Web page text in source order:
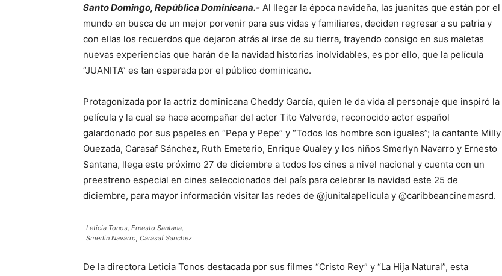
Santo Domingo, República Dominicana.- Al llegar la época navideña, las juanitas que están por el
mundo en busca de un mejor porvenir para sus vidas y familiares, deciden regresar a su patria y
con ellas los recuerdos que dejaron atrás al irse de su tierra, trayendo consigo en sus maletas
nuevas experiencias que harán de la navidad historias inolvidables, es por ello, que la película
“JUANITA” es tan esperada por el público dominicano.
Protagonizada por la actriz dominicana Cheddy García, quien le da vida al personaje que inspiró la
película y la cual se hace acompañar del actor Tito Valverde, reconocido actor español
galardonado por sus papeles en “Pepa y Pepe” y “Todos los hombre son iguales”; la cantante Milly
Quezada, Carasaf Sánchez, Ruth Emeterio, Enrique Qualey y los niños Smerlyn Navarro y Ernesto
Santana, llega este próximo 27 de diciembre a todos los cines a nivel nacional y cuenta con un
preestreno especial en cines seleccionados del país para celebrar la navidad este 25 de
diciembre, para mayor información visitar las redes de @junitalapelicula y @caribbeancinemasrd.
Leticia Tonos, Ernesto Santana,
Smerlin Navarro, Carasaf Sanchez
De la directora Leticia Tonos destacada por sus filmes “Cristo Rey” y “La Hija Natural”, esta